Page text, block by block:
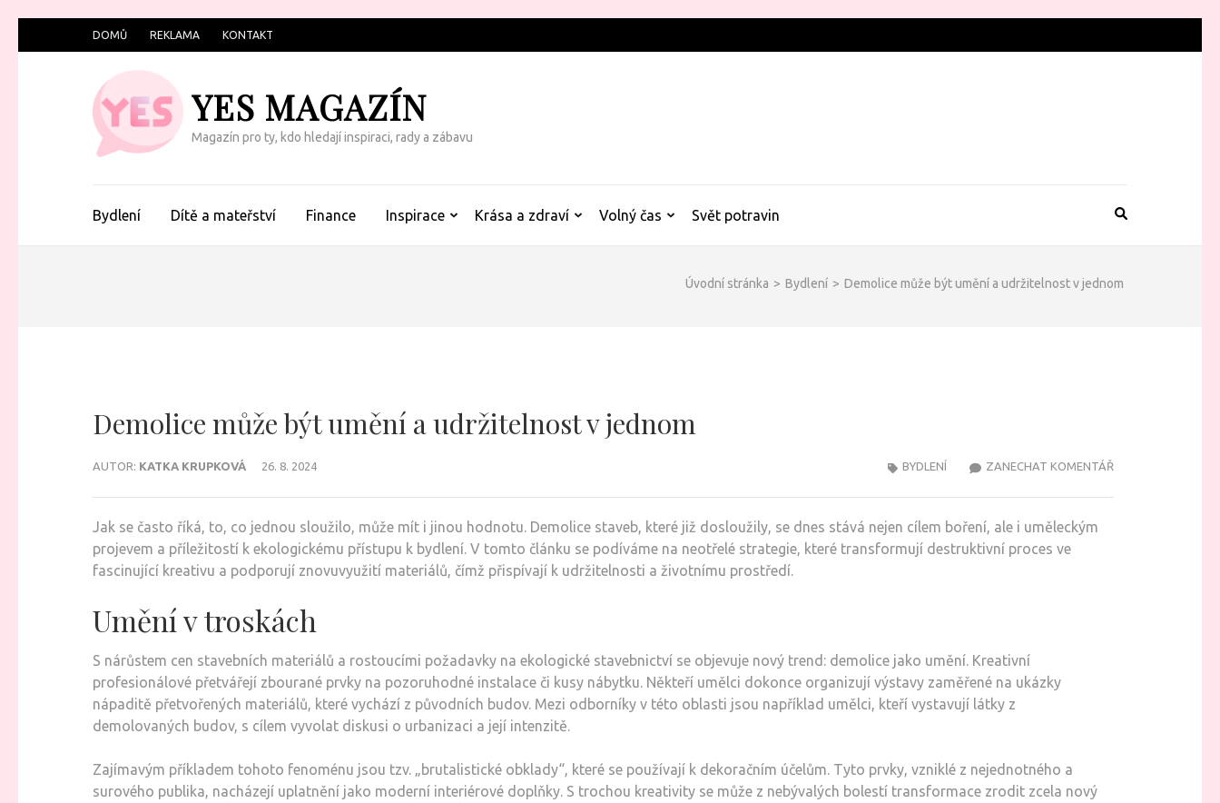
na
DOMŮ REKLAMA KONTAKT
YES MAGAZÍN
Magazín pro ty, kdo hledají inspiraci, rady a zábavu
Bydlení Dítě a mateřství Finance Inspirace Krása a zdraví Volný čas Svět potravin
Úvodní stránka > Bydlení > Demolice může být umění a udržitelnost v jednom
Demolice může být umění a udržitelnost v jednom
AUTOR: KATKA KRUPKOVÁ 26. 8. 2024 ZANECHAT KOMENTÁŘNA
BYDLENÍ
Jak se často říká, to, co jednou sloužilo, může mít i jinou hodnotu. Demolice staveb, které již dosloužily, se dnes stává nejen cílem boření, ale i uměleckým
projevem a příležitostí k ekologickému přístupu k bydlení. V tomto článku se podíváme na neotřelé strategie, které transformují destruktivní proces ve
fascinující kreativu a podporují znovuvyužití materiálů, čímž přispívají k udržitelnosti a životnímu prostředí.
Umění v troskách
S nárůstem cen stavebních materiálů a rostoucími požadavky na ekologické stavebnictví se objevuje nový trend: demolice jako umění. Kreativní
profesionálové přetvářejí zbourané prvky na pozoruhodné instalace či kusy nábytku. Někteří umělci dokonce organizují výstavy zaměřené na ukázky
nápaditě přetvořených materiálů, které vychází z původních budov. Mezi odborníky v této oblasti jsou například umělci, kteří vystavují látky z
demolovaných budov, s cílem vyvolat diskusi o urbanizaci a její intenzitě.
Zajímavým příkladem tohoto fenoménu jsou tzv. „brutalistické obklady“, které se používají k dekoračním účelům. Tyto prvky, vzniklé z nejednotného a
surového publika, nacházejí uplatnění jako moderní interiérové doplňky. S trochou kreativity se může z nebývalých bolestí transformace zrodit zcela nový